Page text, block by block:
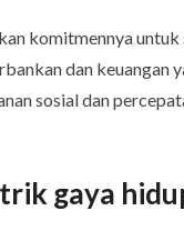
komitmennya
dan
sosial dan
gaya